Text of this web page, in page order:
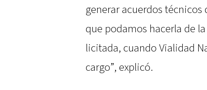
generar acuerdos
que podamos hacerla de
licitada, cuando Vialidad
cargo”, explicó.